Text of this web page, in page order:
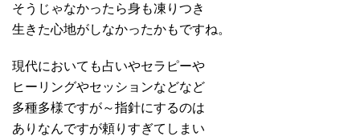
そうじゃなかったら身も凍りつき
生きた心地がしなかったかもですね。
現代においても占いやセラピーや
ヒーリングやセッションなどなど
多種多様ですが～指針にするのは
ありなんですが頼りすぎてしまい